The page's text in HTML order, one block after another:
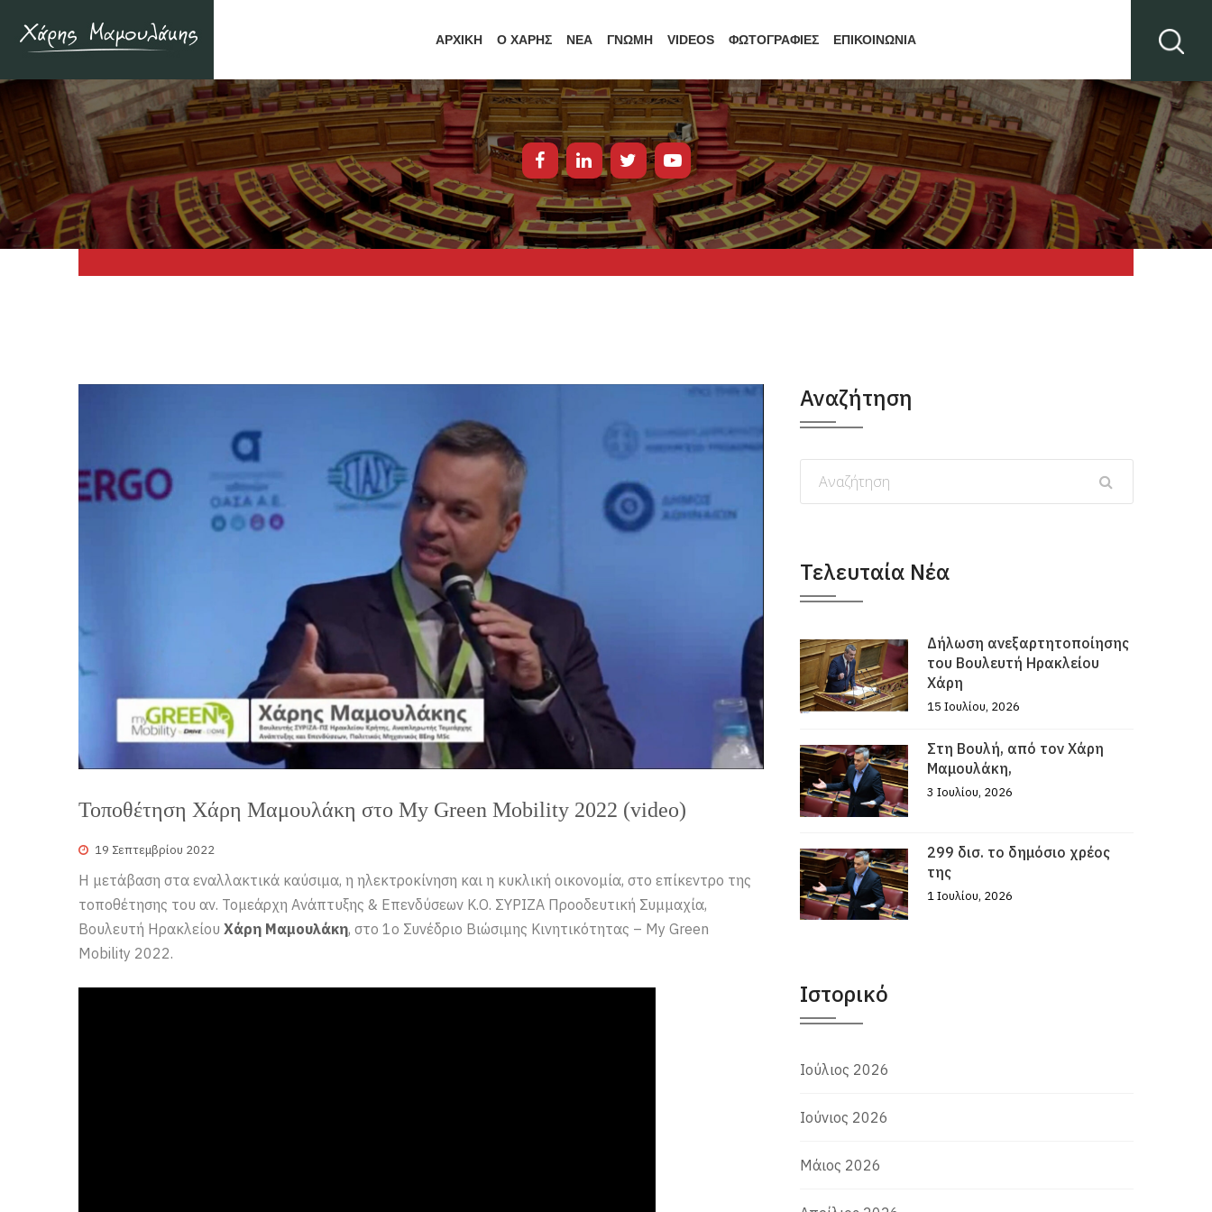
ΑΡΧΙΚΗ Ο ΧΑΡΗΣ ΝΕΑ ΓΝΩΜΗ VIDEOS ΦΩΤΟΓΡΑΦΙΕΣ ΕΠΙΚΟΙΝΩΝΙΑ
Τοποθέτηση Χάρη Μαμουλάκη στο My Green Mobility 2022 (video)
19 Σεπτεμβρίου 2022
Η μετάβαση στα εναλλακτικά καύσιμα, η ηλεκτροκίνηση και η κυκλική οικονομία, στο επίκεντρο της
τοποθέτησης του αν. Τομεάρχη Ανάπτυξης & Επενδύσεων Κ.Ο. ΣΥΡΙΖΑ Προοδευτική Συμμαχία,
Βουλευτή Ηρακλείου Χάρη Μαμουλάκη, στο 1ο Συνέδριο Βιώσιμης Κινητικότητας – My Green
Mobility 2022.
Αναζήτηση
Τελευταία Νέα
Δήλωση ανεξαρτητοποίησης
του Βουλευτή Ηρακλείου
Χάρη
15 Ιουλίου, 2026
Στη Βουλή, από τον Χάρη
Μαμουλάκη,
3 Ιουλίου, 2026
299 δισ. το δημόσιο χρέος
της
1 Ιουλίου, 2026
Ιστορικό
Ιούλιος 2026
Ιούνιος 2026
Μάιος 2026